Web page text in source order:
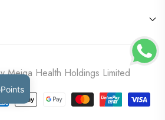
惠和健康資訊，立即訂閱我們的優惠
Health Holdings Limited